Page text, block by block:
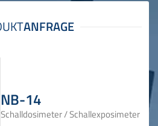
NB-14
Schalldosimeter / Schallexposimeter